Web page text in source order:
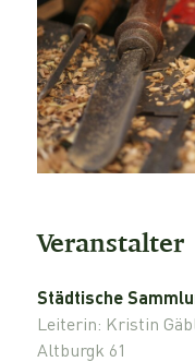
Veranstalter
Städtische
Leiterin: Kristin
Altburgk 61